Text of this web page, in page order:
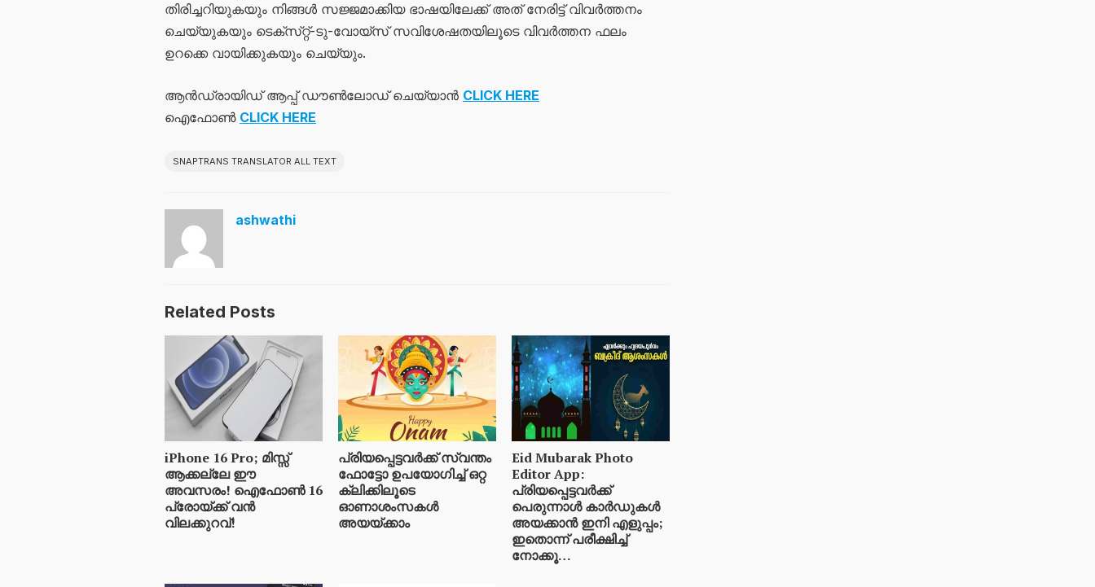
തിരിച്ചറിയുകയും നിങ്ങൾ സജ്ജമാക്കിയ ഭാഷയിലേക്ക് അത് നേരിട്ട് വിവർത്തനം
ചെയ്യുകയും ടെക്‌സ്‌റ്റ്-ടു-വോയ്‌സ് സവിശേഷതയിലൂടെ വിവർത്തന ഫലം
ഉറക്കെ വായിക്കുകയും ചെയ്യും.
ആൻഡ്രായിഡ് ആപ്പ് ഡൗൺലോഡ് ചെയ്യാൻ CLICK HERE
ഐഫോൺ CLICK HERE
SNAPTRANS TRANSLATOR ALL TEXT
ashwathi
Related Posts
iPhone 16 Pro; മിസ്സ്
ആക്കല്ലേ ഈ
അവസരം! ഐഫോൺ 16
പ്രോയ്ക്ക് വൻ
വിലക്കുറവ്!
പ്രിയപ്പെട്ടവർക്ക് സ്വന്തം
ഫോട്ടോ ഉപയോഗിച്ച് ഒറ്റ
ക്ലിക്കിലൂടെ
ഓണാശംസകൾ
അയയ്ക്കാം
Eid Mubarak Photo
Editor App:
പ്രിയപ്പെട്ടവർക്ക്
പെരുന്നാൾ കാർഡുകൾ
അയക്കാൻ ഇനി എളുപ്പം;
ഇതൊന്ന് പരീക്ഷിച്ച്
നോക്കൂ…